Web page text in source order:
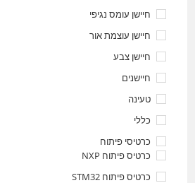
חיישן עומס נגיפי
חיישן עוצמת אור
חיישן צבע
חיישנים
טעינה
כללי
כרטיסי פיתוח
כרטיס פיתוח NXP
כרטיס פיתוח STM32